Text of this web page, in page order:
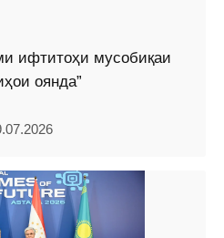
ифтитоҳи мусобиқаи
оянда”